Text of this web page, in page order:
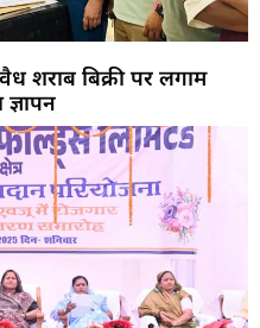
बिक्री पर लगाम